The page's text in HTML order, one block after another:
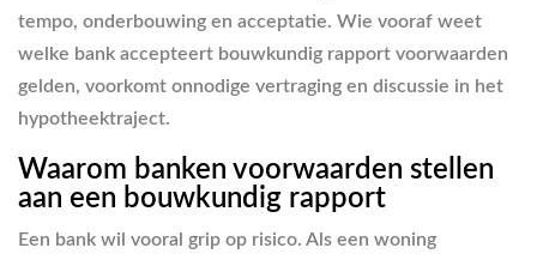
tempo, onderbouwing en acceptatie. Wie vooraf weet
welke bank accepteert bouwkundig rapport voorwaarden
gelden, voorkomt onnodige vertraging en discussie in het
hypotheektraject.
Waarom banken voorwaarden stellen
aan een bouwkundig rapport
Een bank wil vooral grip op risico. Als een woning